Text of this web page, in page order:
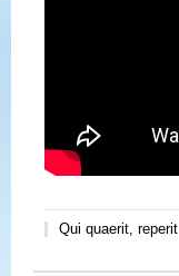
Qui quaerit, reperit